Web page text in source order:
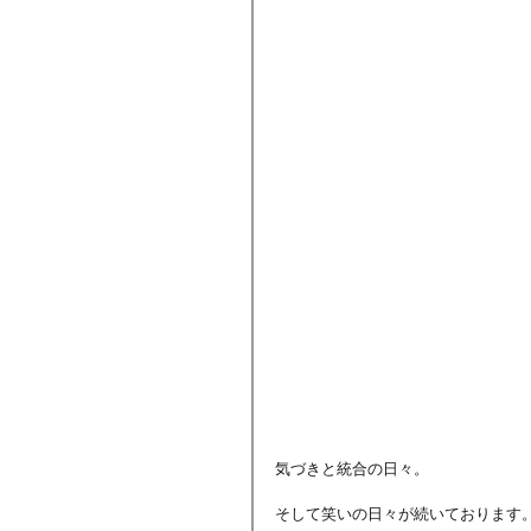
気づきと統合の日々。
そして笑いの日々が続いております